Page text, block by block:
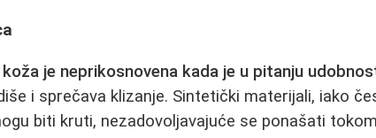
je neprikosnovena kada je u pitanju
i sprečava klizanje. Sintetički materijali, iako
biti kruti, nezadovoljavajuće se ponašati